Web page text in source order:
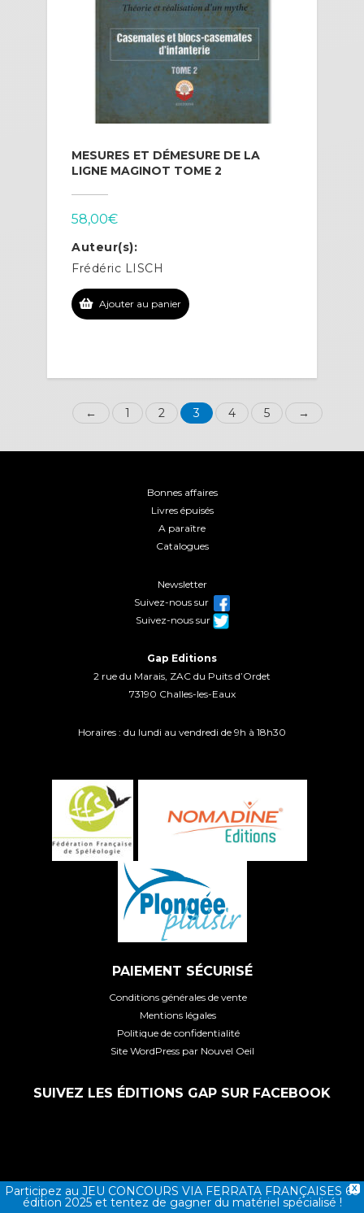
MESURES ET DÉMESURE DE LA
LIGNE MAGINOT TOME 2
58,00€
Auteur(s):
Frédéric LISCH
Ajouter au panier
← 1 2 3 4 5 →
Bonnes affaires
Livres épuisés
A paraître
Catalogues
Newsletter
Suivez-nous sur
Suivez-nous sur
Gap Editions
2 rue du Marais, ZAC du Puits d’Ordet
73190 Challes-les-Eaux
Horaires : du lundi au vendredi de 9h à 18h30
PAIEMENT SÉCURISÉ
Conditions générales de vente
Mentions légales
Politique de confidentialité
Site WordPress par Nouvel Oeil
SUIVEZ LES ÉDITIONS GAP SUR FACEBOOK
X
Participez au JEU CONCOURS VIA FERRATA FRANÇAISES 6e
édition 2025 et tentez de gagner du matériel spécialisé !